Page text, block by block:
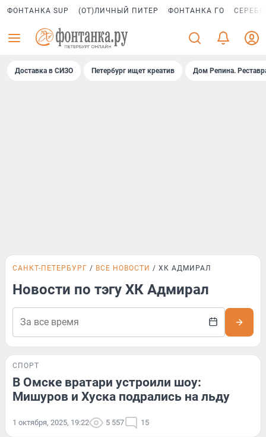
ФОНТАНКА SUP (ОТ)ЛИЧНЫЙ ПИТЕР ФОНТАНКА ГО
Доставка в СИЗО Петербург ищет креатив Дом Репина.
САНКТ-ПЕТЕРБУРГ ВСЕ НОВОСТИ ХК АДМИРАЛ
Новости по тэгу ХК Адмирал
СПОРТ
В Омске вратари устроили шоу:
Мишуров и Хуска подрались на льду
1 октября, 2025, 19:22 5 557 15